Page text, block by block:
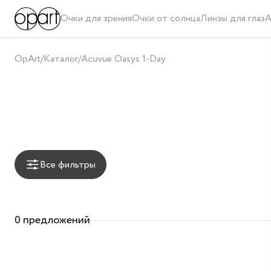
Очки для зренияОчки от солнцаЛинзы для глаз
OpArt/Каталог/Acuvue Oasys 1-Day
Все фильтры
0 предложений